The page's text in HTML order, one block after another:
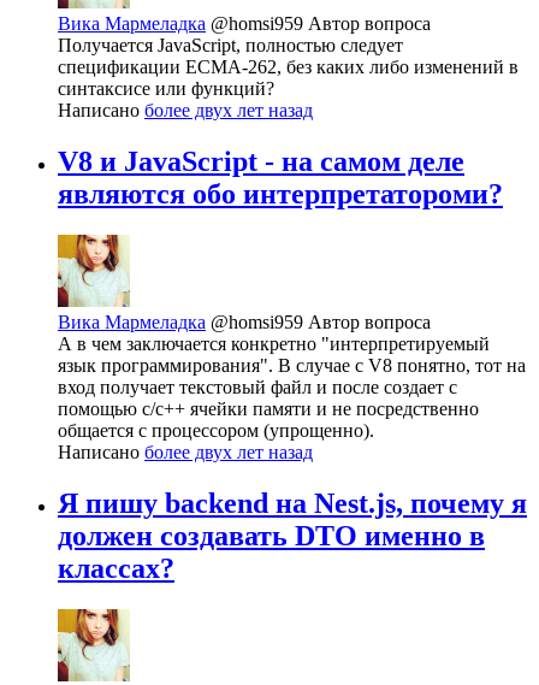
Вика Мармеладка @homsi959 Автор вопроса
Получается JavaScript, полностью следует
спецификации ECMA-262, без каких либо изменений в
синтаксисе или функций?
Написано более двух лет назад
V8 и JavaScript - на самом деле
являются обо интерпретатороми?
Вика Мармеладка @homsi959 Автор вопроса
А в чем заключается конкретно "интерпретируемый
язык программирования". В случае с V8 понятно, тот на
вход получает текстовый файл и после создает с
помощью c/c++ ячейки памяти и не посредственно
общается с процессором (упрощенно).
Написано более двух лет назад
Я пишу backend на Nest.js, почему я
должен создавать DTO именно в
классах?